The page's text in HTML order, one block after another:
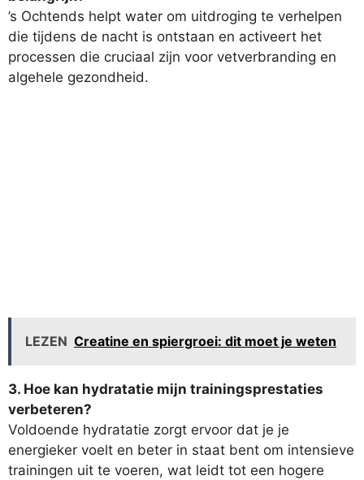
’s Ochtends helpt water om uitdroging te verhelpen
die tijdens de nacht is ontstaan en activeert het
processen die cruciaal zijn voor vetverbranding en
algehele gezondheid.
LEZEN Creatine en spiergroei: dit moet je weten
3. Hoe kan hydratatie mijn trainingsprestaties
verbeteren?
Voldoende hydratatie zorgt ervoor dat je je
energieker voelt en beter in staat bent om intensieve
trainingen uit te voeren, wat leidt tot een hogere